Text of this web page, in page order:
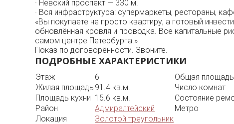
· Невский проспект — 330 м.
· Вся инфраструктура: супермаркеты, рестораны,
«Вы покупаете не просто квартиру, а готовый
обновлённая кровля и проводка. Все капитальные
самом центре Петербурга.»
Показ по договорённости. Звоните.
ПОДРОБНЫЕ ХАРАКТЕРИСТИКИ
Этаж 6 Общая площадь
Жилая площадь 91.4 кв.м. Число комнат
Площадь кухни 15.6 кв.м. Состояние
Район
Адмиралтейский Метро
Локация
Золотой треугольник